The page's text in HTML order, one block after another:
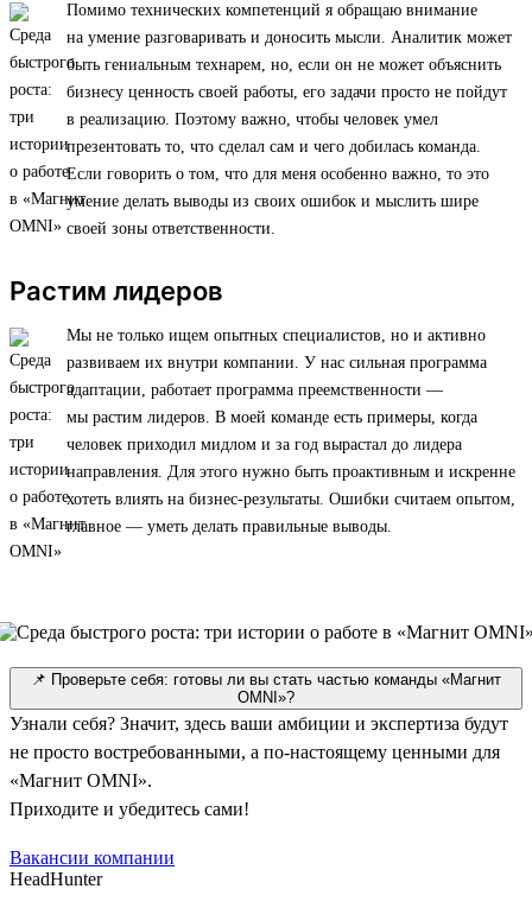
Помимо технических компетенций я обращаю внимание
на умение разговаривать и доносить мысли. Аналитик может
быть гениальным технарем, но, если он не может объяснить
бизнесу ценность своей работы, его задачи просто не пойдут
в реализацию. Поэтому важно, чтобы человек умел
презентовать то, что сделал сам и чего добилась команда.
Если говорить о том, что для меня особенно важно, то это
умение делать выводы из своих ошибок и мыслить шире
своей зоны ответственности.
Растим лидеров
Мы не только ищем опытных специалистов, но и активно
развиваем их внутри компании. У нас сильная программа
адаптации, работает программа преемственности —
мы растим лидеров. В моей команде есть примеры, когда
человек приходил мидлом и за год вырастал до лидера
направления. Для этого нужно быть проактивным и искренне
хотеть влиять на бизнес-результаты. Ошибки считаем опытом,
главное — уметь делать правильные выводы.
📌 Проверьте себя: готовы ли вы стать частью команды «Магнит
OMNI»?
Узнали себя? Значит, здесь ваши амбиции и экспертиза будут
не просто востребованными, а по-настоящему ценными для
«Магнит OMNI».
Приходите и убедитесь сами!
Вакансии компании
HeadHunter